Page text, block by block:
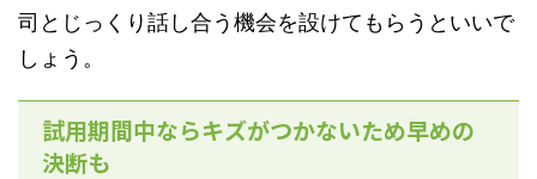
司とじっくり話し合う機会を設けてもらうといいで
しょう。
試用期間中ならキズがつかないため早めの
決断も